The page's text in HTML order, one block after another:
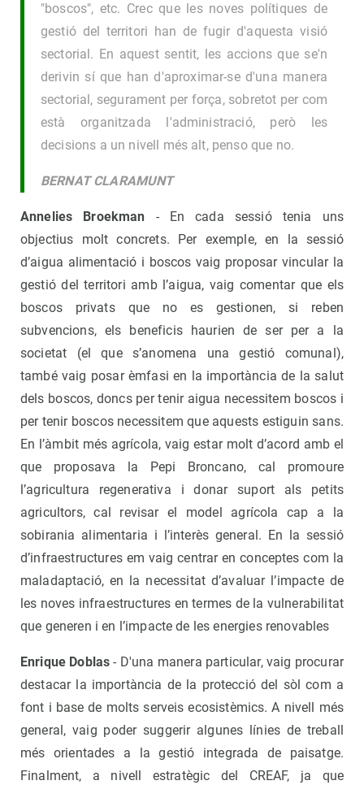
"boscos", etc. Crec que les noves polítiques de
gestió del territori han de fugir d'aquesta visió
sectorial. En aquest sentit, les accions que se'n
derivin sí que han d'aproximar-se d'una manera
sectorial, segurament per força, sobretot per com
està organitzada l'administració, però les
decisions a un nivell més alt, penso que no.
BERNAT CLARAMUNT
Annelies Broekman - En cada sessió tenia uns
objectius molt concrets. Per exemple, en la sessió
d’aigua alimentació i boscos vaig proposar vincular la
gestió del territori amb l’aigua, vaig comentar que els
boscos privats que no es gestionen, si reben
subvencions, els beneficis haurien de ser per a la
societat (el que s’anomena una gestió comunal),
també vaig posar èmfasi en la importància de la salut
dels boscos, doncs per tenir aigua necessitem boscos i
per tenir boscos necessitem que aquests estiguin sans.
En l’àmbit més agrícola, vaig estar molt d’acord amb el
que proposava la Pepi Broncano, cal promoure
l’agricultura regenerativa i donar suport als petits
agricultors, cal revisar el model agrícola cap a la
sobirania alimentaria i l’interès general. En la sessió
d’infraestructures em vaig centrar en conceptes com la
maladaptació, en la necessitat d’avaluar l’impacte de
les noves infraestructures en termes de la vulnerabilitat
que generen i en l’impacte de les energies renovables
Enrique Doblas - D'una manera particular, vaig procurar
destacar la importància de la protecció del sòl com a
font i base de molts serveis ecosistèmics. A nivell més
general, vaig poder suggerir algunes línies de treball
més orientades a la gestió integrada de paisatge.
Finalment, a nivell estratègic del CREAF, ja que